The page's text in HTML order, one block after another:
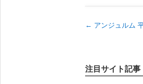
← アンジュルム
注目サイト記事